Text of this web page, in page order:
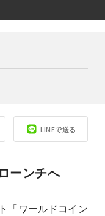
LINEで送る
ーンチへ
「ワールドコイン